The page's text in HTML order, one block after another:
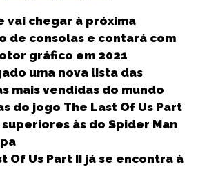
l
a
ts
A
p
p
k
e
dI
n
ss
e
n
g
e
a
r
e
vai chegar à próxima
de consolas e contará com
gráfico em 2021
uma nova lista das
mais vendidas do mundo
do jogo The Last Of Us Part
superiores às do Spider Man
Of Us Part II já se encontra à